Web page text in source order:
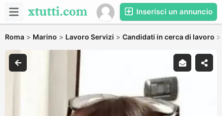
Inserisci un annuncio
Roma > Marino > Lavoro Servizi > Candidati in cerca di lavoro